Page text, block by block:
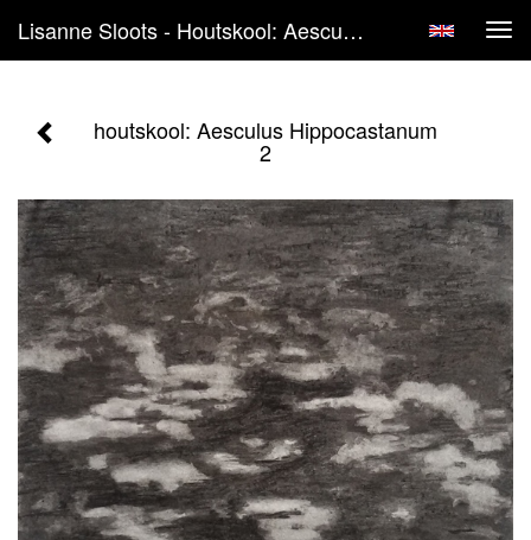
Lisanne Sloots - Houtskool: Aesculus Hippocastanum 2
houtskool: Aesculus Hippocastanum
2